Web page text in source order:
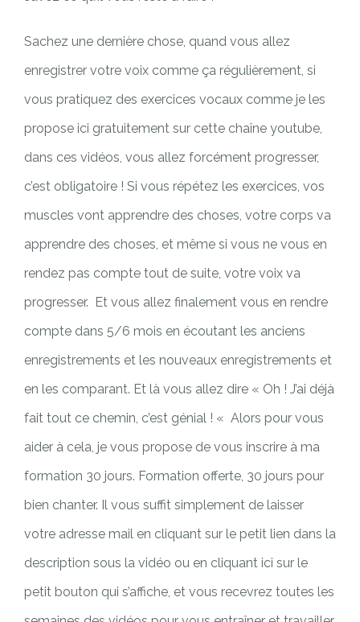
Sachez une dernière chose, quand vous allez
enregistrer votre voix comme ça régulièrement, si
vous pratiquez des exercices vocaux comme je les
propose ici gratuitement sur cette chaîne youtube,
dans ces vidéos, vous allez forcément progresser,
c’est obligatoire ! Si vous répétez les exercices, vos
muscles vont apprendre des choses, votre corps va
apprendre des choses, et même si vous ne vous en
rendez pas compte tout de suite, votre voix va
progresser. Et vous allez finalement vous en rendre
compte dans 5/6 mois en écoutant les anciens
enregistrements et les nouveaux enregistrements et
en les comparant. Et là vous allez dire « Oh ! J’ai déjà
fait tout ce chemin, c’est génial ! « Alors pour vous
aider à cela, je vous propose de vous inscrire à ma
formation 30 jours. Formation offerte, 30 jours pour
bien chanter. Il vous suffit simplement de laisser
votre adresse mail en cliquant sur le petit lien dans la
description sous la vidéo ou en cliquant ici sur le
petit bouton qui s’affiche, et vous recevrez toutes les